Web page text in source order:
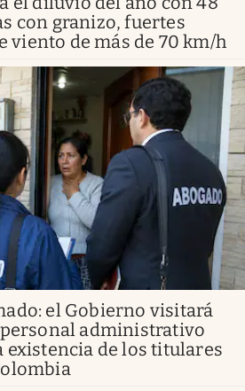
con granizo, fuertes
viento de más de 70 km/h
el Gobierno visitará
personal administrativo
existencia de los titulares